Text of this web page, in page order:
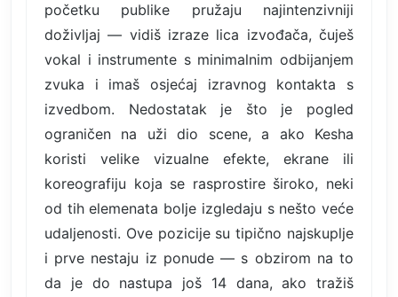
početku publike pružaju najintenzivniji
doživljaj — vidiš izraze lica izvođača, čuješ
vokal i instrumente s minimalnim odbijanjem
zvuka i imaš osjećaj izravnog kontakta s
izvedbom. Nedostatak je što je pogled
ograničen na uži dio scene, a ako Kesha
koristi velike vizualne efekte, ekrane ili
koreografiju koja se rasprostire široko, neki
od tih elemenata bolje izgledaju s nešto veće
udaljenosti. Ove pozicije su tipično najskuplje
i prve nestaju iz ponude — s obzirom na to
da je do nastupa još 14 dana, ako tražiš